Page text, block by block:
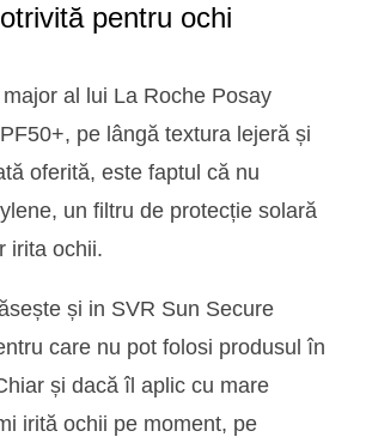
pentru ochi
al lui La Roche Posay
pe lângă textura lejeră și
oferită, este faptul că nu
un filtru de protecție solară
irita ochii.
și in SVR Sun Secure
care nu pot folosi produsul în
și dacă îl aplic cu mare
irită ochii pe moment, pe